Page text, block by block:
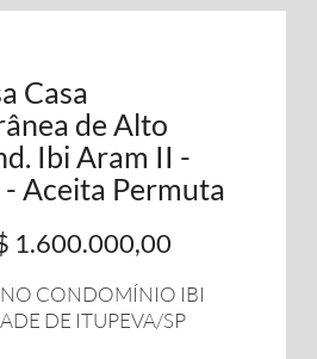
Casa
de Alto
Ibi Aram II -
Aceita Permuta
1.600.000,00
NO CONDOMÍNIO IBI
DE ITUPEVA/SP